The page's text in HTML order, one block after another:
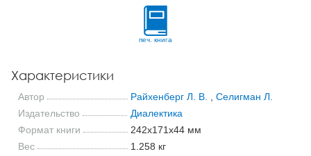
печ. книга
Характеристики
Автор Райхенберг Л. В.
Селигман Л.
Издательство
Диалектика
Формат книги
242x171x44 мм
Вес
1.258 кг